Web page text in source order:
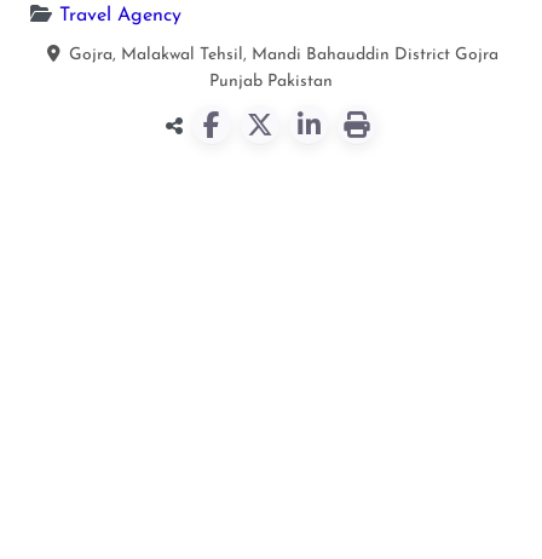
Travel Agency
Gojra, Malakwal Tehsil, Mandi Bahauddin District Gojra
Punjab Pakistan